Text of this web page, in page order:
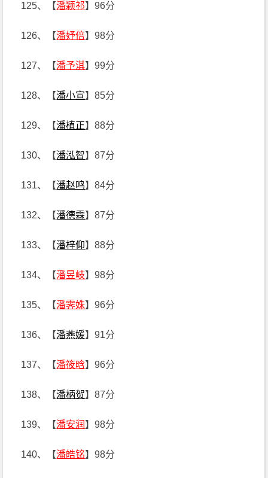
125、【潘颖祁】96分
126、【潘妤倍】98分
127、【潘予淇】99分
128、【潘小宣】85分
129、【潘植正】88分
130、【潘泓智】87分
131、【潘赵鸣】84分
132、【潘德霖】87分
133、【潘梓仰】88分
134、【潘昱岐】98分
135、【潘霁姝】96分
136、【潘燕媛】91分
137、【潘筱晗】96分
138、【潘柄贺】87分
139、【潘安润 】98分
140、【潘皓铭】98分